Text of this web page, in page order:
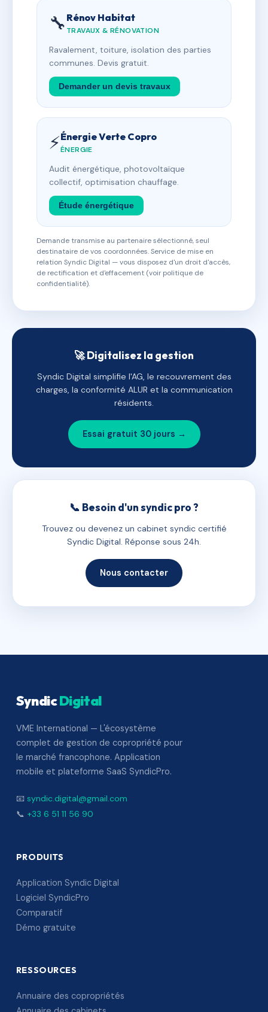
🔧 Rénov Habitat
TRAVAUX & RÉNOVATION
Ravalement, toiture, isolation des parties
communes. Devis gratuit.
Demander un devis travaux
⚡Énergie Verte Copro
ÉNERGIE
Audit énergétique, photovoltaïque
collectif, optimisation chauffage.
Étude énergétique
Demande transmise au partenaire sélectionné, seul
destinataire de vos coordonnées. Service de mise en
relation Syndic Digital — vous disposez d'un droit d'accès,
de rectification et d'effacement (voir politique de
confidentialité).
🚀 Digitalisez la gestion
Syndic Digital simplifie l'AG, le recouvrement des
charges, la conformité ALUR et la communication
résidents.
Essai gratuit 30 jours →
📞 Besoin d'un syndic pro ?
Trouvez ou devenez un cabinet syndic certifié
Syndic Digital. Réponse sous 24h.
Nous contacter
SyndicDigital
VME International — L'écosystème
complet de gestion de copropriété pour
le marché francophone. Application
mobile et plateforme SaaS SyndicPro.
📧 syndic.digital@gmail.com
📞 +33 6 51 11 56 90
PRODUITS
Application Syndic Digital
Logiciel SyndicPro
Comparatif
Démo gratuite
RESSOURCES
Annuaire des copropriétés